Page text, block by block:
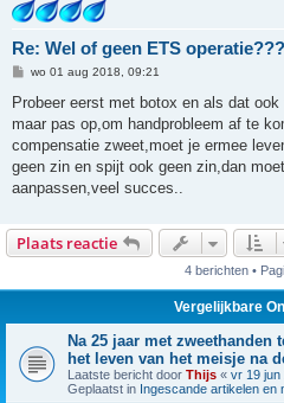
Re: Wel of geen ETS operatie???
B
r
c
h
wo 01 aug 2018, 09:21
Probeer eerst met botox en als dat
maar pas op,om handprobleem af te
compensatie zweet,moet je ermee
geen zin en spijt ook geen zin,dan
aanpassen,veel succes..
Plaats reactie
4 berichten •
Vergelijkbare
Na 25 jaar met zweethanden
het leven van het meisje na
Laatste bericht door Thijs « vr 19 jun
Geplaatst in Ingescande artikelen en